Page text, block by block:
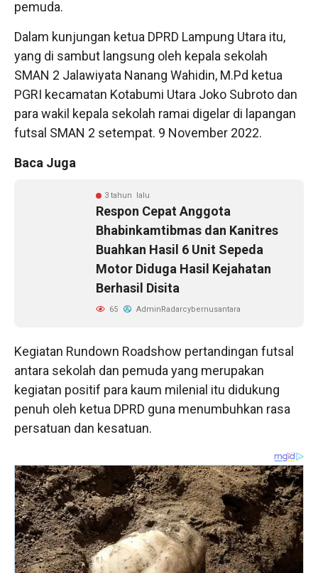
pemuda.
Dalam kunjungan ketua DPRD Lampung Utara itu,
yang di sambut langsung oleh kepala sekolah
SMAN 2 Jalawiyata Nanang Wahidin, M.Pd ketua
PGRI kecamatan Kotabumi Utara Joko Subroto dan
para wakil kepala sekolah ramai digelar di lapangan
futsal SMAN 2 setempat. 9 November 2022.
Baca Juga
3 tahun lalu
Respon Cepat Anggota
Bhabinkamtibmas dan Kanitres
Buahkan Hasil 6 Unit Sepeda
Motor Diduga Hasil Kejahatan
Berhasil Disita
65 AdminRadarcybernusantara
Kegiatan Rundown Roadshow pertandingan futsal
antara sekolah dan pemuda yang merupakan
kegiatan positif para kaum milenial itu didukung
penuh oleh ketua DPRD guna menumbuhkan rasa
persatuan dan kesatuan.